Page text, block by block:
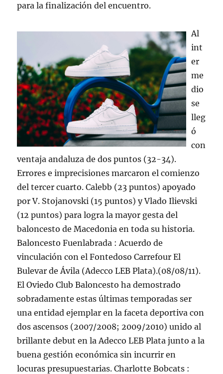
para la finalización del encuentro.
Al
int
er
me
dio
se
lleg
ó
con
ventaja andaluza de dos puntos (32-34).
Errores e imprecisiones marcaron el comienzo
del tercer cuarto. Calebb (23 puntos) apoyado
por V. Stojanovski (15 puntos) y Vlado Ilievski
(12 puntos) para logra la mayor gesta del
baloncesto de Macedonia en toda su historia.
Baloncesto Fuenlabrada : Acuerdo de
vinculación con el Fontedoso Carrefour El
Bulevar de Ávila (Adecco LEB Plata).(08/08/11).
El Oviedo Club Baloncesto ha demostrado
sobradamente estas últimas temporadas ser
una entidad ejemplar en la faceta deportiva con
dos ascensos (2007/2008; 2009/2010) unido al
brillante debut en la Adecco LEB Plata junto a la
buena gestión económica sin incurrir en
locuras presupuestarias. Charlotte Bobcats :